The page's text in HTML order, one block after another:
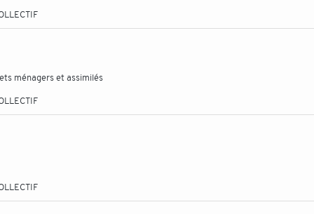
ménagers et assimilés